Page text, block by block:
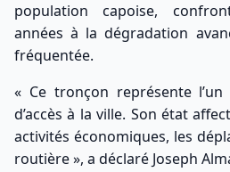
population capoise,
années à la dégradation
fréquentée.
« Ce tronçon représente
d’accès à la ville. Son état
activités économiques, les
routière », a déclaré Joseph